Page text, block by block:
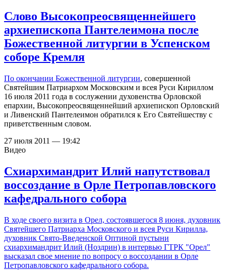
Слово Высокопреосвященнейшего
архиепископа Пантелеимона после
Божественной литургии в Успенском
соборе Кремля
По окончании Божественной литургии, совершенной
Святейшим Патриархом Московским и всея Руси Кириллом
16 июля 2011 года в сослужении духовенства Орловской
епархии, Высокопреосвященнейший архиепископ Орловский
и Ливенский Пантелеимон обратился к Его Святейшеству с
приветственным словом.
27 июля 2011 — 19:42
Видео
Схиархимандрит Илий напутствовал
воссоздание в Орле Петропавловского
кафедрального собора
В ходе своего визита в Орел, состоявшегося 8 июня, духовник
Святейшего Патриарха Московского и всея Руси Кирилла,
духовник Свято-Введенской Оптиной пустыни
схиархимандрит Илий (Ноздрин) в интервью ГТРК "Орел"
высказал свое мнение по вопросу о воссоздании в Орле
Петропавловского кафедрального собора.